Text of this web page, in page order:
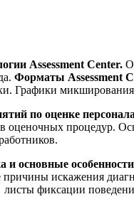
Assessment Center.
Форматы Assessment
Графики
по оценке
оценочных процедур.
и основные
искажения
фиксации